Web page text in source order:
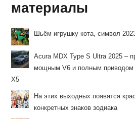
материалы
Шьём игрушку кота, символ
Acura MDX Type S Ultra 2025 –
мощным V6 и полным приводом
X5
На этих выходных появятся
конкретных знаков зодиака